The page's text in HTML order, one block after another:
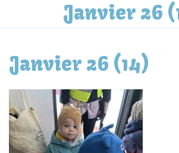
Janvier 26
Janvier 26 (14)